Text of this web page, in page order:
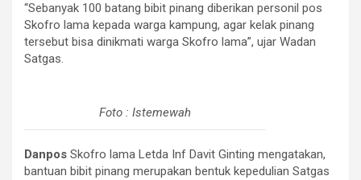
“Sebanyak 100 batang bibit pinang diberikan personil pos
Skofro lama kepada warga kampung, agar kelak pinang
tersebut bisa dinikmati warga Skofro lama”, ujar Wadan
Satgas.
Foto : Istemewah
Danpos Skofro lama Letda Inf Davit Ginting mengatakan,
bantuan bibit pinang merupakan bentuk kepedulian Satgas